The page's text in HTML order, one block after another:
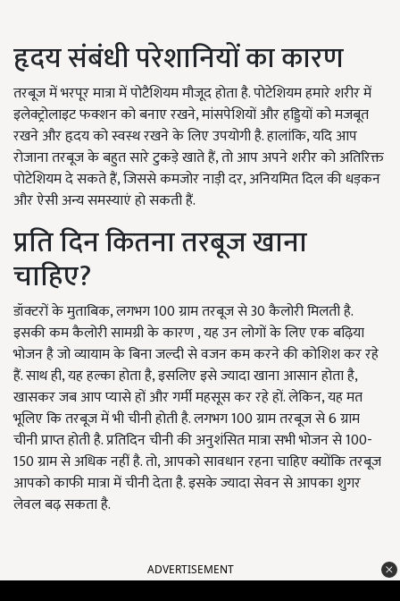
हृदय संबंधी परेशानियों का कारण
तरबूज में भरपूर मात्रा में पोटैशियम मौजूद होता है. पोटेशियम हमारे शरीर में
इलेक्ट्रोलाइट फक्शन को बनाए रखने, मांसपेशियों और हड्डियों को मजबूत
रखने और हृदय को स्वस्थ रखने के लिए उपयोगी है. हालांकि, यदि आप
रोजाना तरबूज के बहुत सारे टुकड़े खाते हैं, तो आप अपने शरीर को अतिरिक्त
पोटेशियम दे सकते हैं, जिससे कमजोर नाड़ी दर, अनियमित दिल की धड़कन
और ऐसी अन्य समस्याएं हो सकती हैं.
प्रति दिन कितना तरबूज खाना
चाहिए?
डॉक्टरों के मुताबिक, लगभग 100 ग्राम तरबूज से 30 कैलोरी मिलती है.
इसकी कम कैलोरी सामग्री के कारण , यह उन लोगों के लिए एक बढ़िया
भोजन है जो व्यायाम के बिना जल्दी से वजन कम करने की कोशिश कर रहे
हैं. साथ ही, यह हल्का होता है, इसलिए इसे ज्यादा खाना आसान होता है,
खासकर जब आप प्यासे हों और गर्मी महसूस कर रहे हों. लेकिन, यह मत
भूलिए कि तरबूज में भी चीनी होती है. लगभग 100 ग्राम तरबूज से 6 ग्राम
चीनी प्राप्त होती है. प्रतिदिन चीनी की अनुशंसित मात्रा सभी भोजन से 100-
150 ग्राम से अधिक नहीं है. तो, आपको सावधान रहना चाहिए क्योंकि तरबूज
आपको काफी मात्रा में चीनी देता है. इसके ज्यादा सेवन से आपका शुगर
लेवल बढ़ सकता है.
ADVERTISEMENT